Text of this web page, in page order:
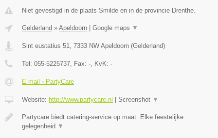
Niet gevestigd in de plaats Smilde en in de provincie Drenthe.
Gelderland » Apeldoorn | Google maps ▼
Sint eustatius 51 7333 NW Apeldoorn (Gelderland)
Tel: 055-5225737 , Fax: - , KvK: -
E-mail › PartyCare
Website: http://www.partycare.nl | Screenshot ▼
Partycare biedt catering-service op maat. Elke feestelijke
gelegenheid ▼